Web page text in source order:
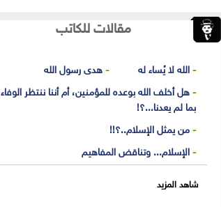
مقالات للكاتب
الله لا يُساء له
هدى رسول الله
هل أخلف الله بوعده للمؤمنين، أم أننا ننتظر الوفاء
بما لم يعدنا...؟!
من يمثل الإسلام..؟!!
الإسلام... وتناقض المفاهيم
شاهد المزيد